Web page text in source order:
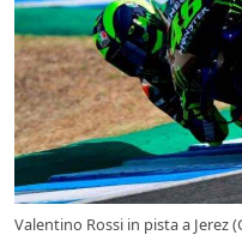
Valentino Rossi in pista a Jerez